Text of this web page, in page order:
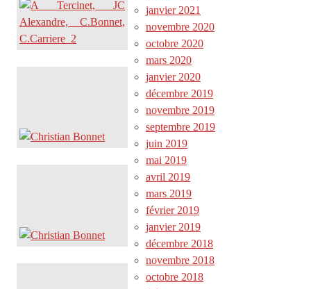
janvier 2021
novembre 2020
octobre 2020
mars 2020
janvier 2020
décembre 2019
novembre 2019
septembre 2019
juin 2019
mai 2019
avril 2019
mars 2019
février 2019
janvier 2019
décembre 2018
novembre 2018
octobre 2018